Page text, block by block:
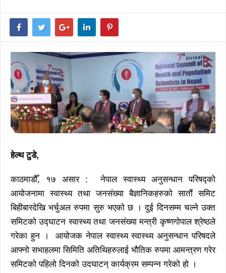
हेल्थ टुडे,
काठमाडौँ, १७ असार : नेपाल स्वास्थ्य अनुसन्धान परिषद्को
आयोजनामा स्वास्थ्य तथा जनसंख्या बैज्ञानिकहरुको सातौं समिट
बिहीबारदेखि भर्चुअल रुपमा सुरु भएको छ । दुई दिनसम्म चल्ने उक्त
समिटको उद्घाटन स्वास्थ्य तथा जनसंख्या मन्त्री कृष्णगोपाल श्रेष्ठले
गरेका हुन । आयोजक नेपाल स्वास्थ्य स्वास्थ्य अनुसन्धान परिषदले
आफ्नो सभाहलमा सिमिति अतिथिहरुलाई भौतिक रुपमा आमन्त्रण गरेर
समिटको पहिलो दिनको उदघाटन् कार्यक्रम सम्पन्न गरेको हो ।